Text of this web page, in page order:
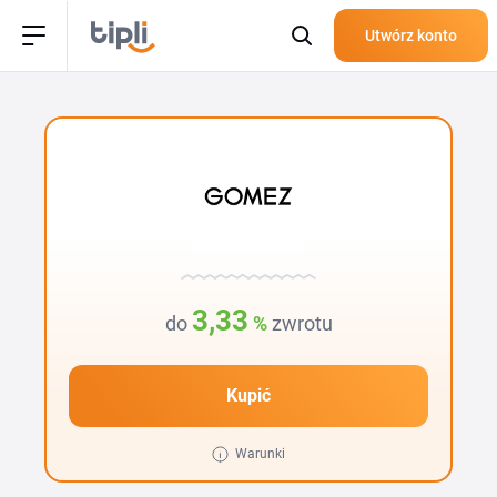
Utwórz konto
do 3,33 % zwrotu
Kupić
Warunki